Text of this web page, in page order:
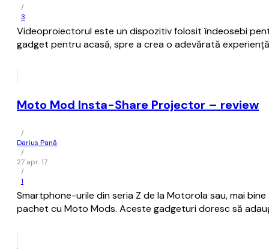
/
3
Videoproiectorul este un dispozitiv folosit îndeosebi
gadget pentru acasă, spre a crea o adevărată
Moto Mod Insta-Share Projector – review
/
Darius Pană
/
27 apr. 17
/
1
Smartphone-urile din seria Z de la Motorola sau, mai
pachet cu Moto Mods. Aceste gadgeturi doresc să